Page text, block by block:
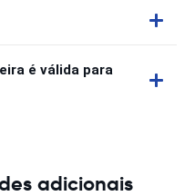
é válida para
adicionais